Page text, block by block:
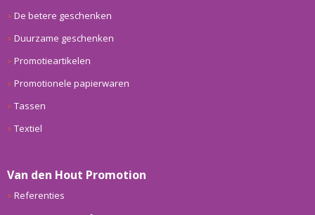
De betere geschenken
Duurzame geschenken
Promotieartikelen
Promotionele papierwaren
Tassen
Textiel
Van den Hout Promotion
Referenties